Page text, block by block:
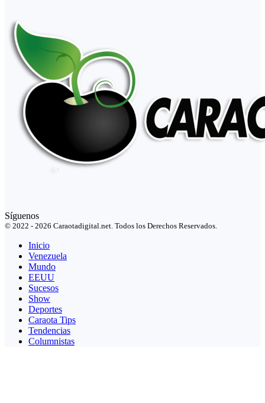
Síguenos
© 2022 - 2026 Caraotadigital.net. Todos los Derechos Reservados.
Inicio
Venezuela
Mundo
EEUU
Sucesos
Show
Deportes
Caraota Tips
Tendencias
Columnistas